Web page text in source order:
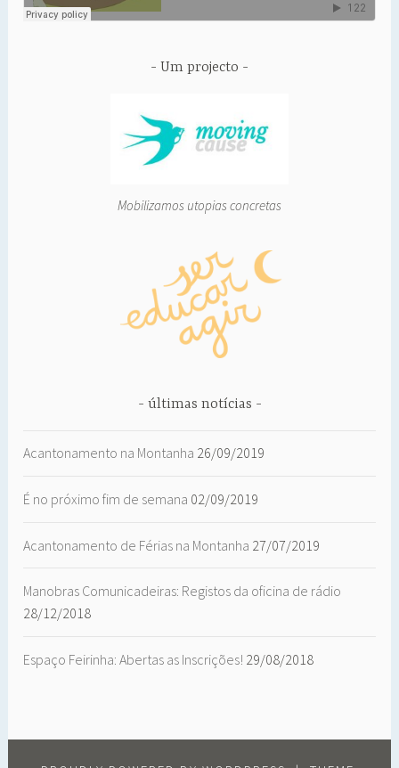
Um projecto
Mobilizamos utopias concretas
últimas notícias
Acantonamento na Montanha 26/09/2019
É no próximo fim de semana 02/09/2019
Acantonamento de Férias na Montanha 27/07/2019
Manobras Comunicadeiras: Registos da oficina de rádio
28/12/2018
Espaço Feirinha: Abertas as Inscrições! 29/08/2018